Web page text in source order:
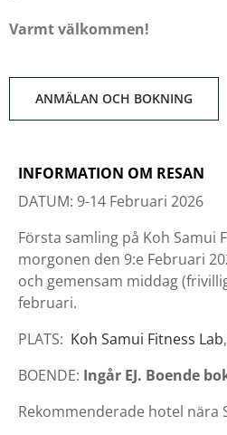
Varmt välkommen!
ANMÄLAN OCH BOKNING
INFORMATION OM RESAN
DATUM: 9-14 Februari 2026
Första samling på Koh Samui
morgonen den 9:e Februari
och gemensam middag
februari.
PLATS: Koh Samui Fitness Lab
BOENDE: Ingår EJ. Boende
Rekommenderade hotel nära